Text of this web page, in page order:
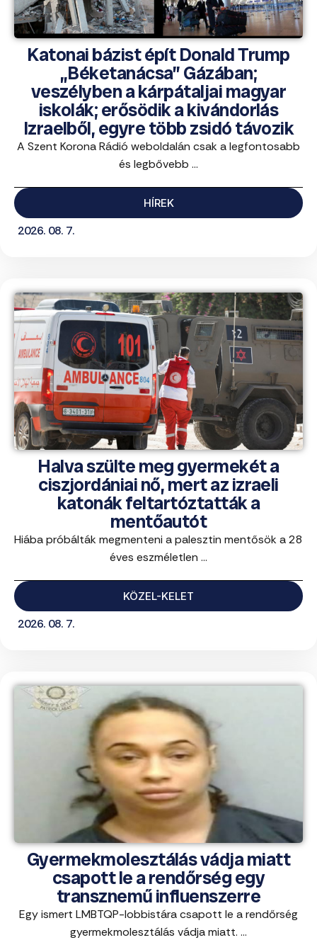
Katonai bázist épít Donald Trump
„Béketanácsa” Gázában;
veszélyben a kárpátaljai magyar
iskolák; erősödik a kivándorlás
Izraelből, egyre több zsidó távozik
A Szent Korona Rádió weboldalán csak a legfontosabb
és legbővebb ...
HÍREK
2026. 08. 7.
Halva szülte meg gyermekét a
ciszjordániai nő, mert az izraeli
katonák feltartóztatták a
mentőautót
Hiába próbálták megmenteni a palesztin mentősök a 28
éves eszméletlen ...
KÖZEL-KELET
2026. 08. 7.
Gyermekmolesztálás vádja miatt
csapott le a rendőrség egy
transznemű influenszerre
Egy ismert LMBTQP-lobbistára csapott le a rendőrség
gyermekmolesztálás vádja miatt. ...